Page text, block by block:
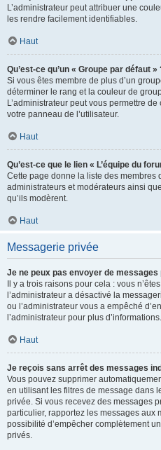
L’administrateur peut attribuer une
les rendre facilement identifiables.
Haut
Qu’est-ce qu’un « Groupe par défaut »
Si vous êtes membre de plus d’un
déterminer le rang et la couleur de
L’administrateur peut vous permettre
votre panneau de l’utilisateur.
Haut
Qu’est-ce que le lien « L’équipe du
Cette page donne la liste des membres
administrateurs et modérateurs ainsi
qu’ils modèrent.
Haut
Messagerie privée
Je ne peux pas envoyer de messages
Il y a trois raisons pour cela : vous
l’administrateur a désactivé la
ou l’administrateur vous a empêché
l’administrateur pour plus d’informations.
Haut
Je reçois sans arrêt des messages
Vous pouvez supprimer
en utilisant les filtres de message dans
privée. Si vous recevez des messages
particulier, rapportez les messages aux
possibilité d’empêcher complètement
privés.